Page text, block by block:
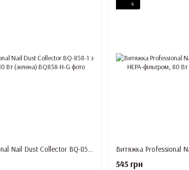
Витяжка Professional Nail Dust Collector BQ-858-1 з HEPA-фільтром, 80 Вт (зелена)
4
545 грн